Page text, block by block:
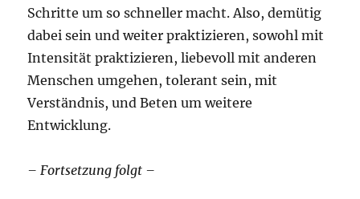
Schritte um so schneller macht. Also, demütig
dabei sein und weiter praktizieren, sowohl mit
Intensität praktizieren, liebevoll mit anderen
Menschen umgehen, tolerant sein, mit
Verständnis, und Beten um weitere
Entwicklung.
– Fortsetzung folgt –